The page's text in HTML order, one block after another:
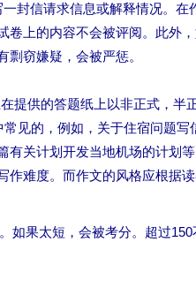
封信请求信息或解释情况。在
卷上的内容不会被评阅。此外
窃嫌疑，会被严惩。
提供的答题纸上以非正式，半
见的，例如，关于住宿问题写
有关计划开发当地机场的计划
作难度。而作文的风格应根据
如果太短，会被考分。超过